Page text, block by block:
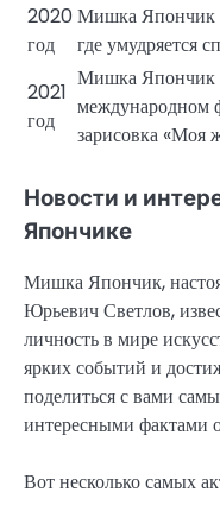
2020
год
Мишка Япончик
где умудряется
2021
год
Мишка Япончик
международном
зарисовка «Моя
Новости и
Япончике
Мишка Япончик,
Юрьевич Светлов,
личность в мире
ярких событий и
поделиться с вами
интересными
Вот несколько самых